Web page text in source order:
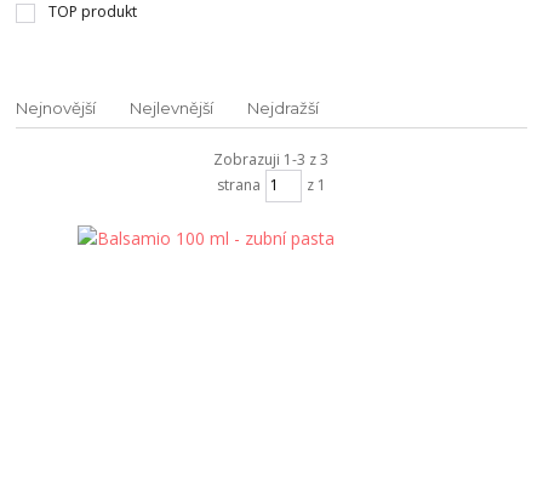
TOP produkt
Nejnovější Nejlevnější Nejdražší
Zobrazuji 1-3 z 3
strana
z 1